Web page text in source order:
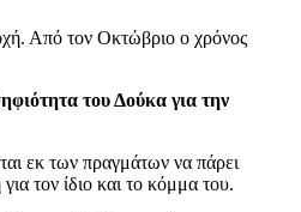
Από τον Οκτώβριο ο χρόνος
του Δούκα για την
εκ των πραγμάτων να πάρει
τον ίδιο και το κόμμα του.